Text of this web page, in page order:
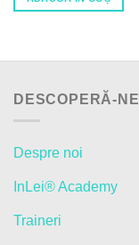
DESCOPERĂ-NE
Despre noi
InLei® Academy
Traineri